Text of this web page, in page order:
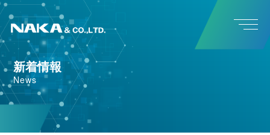
新着情報
News